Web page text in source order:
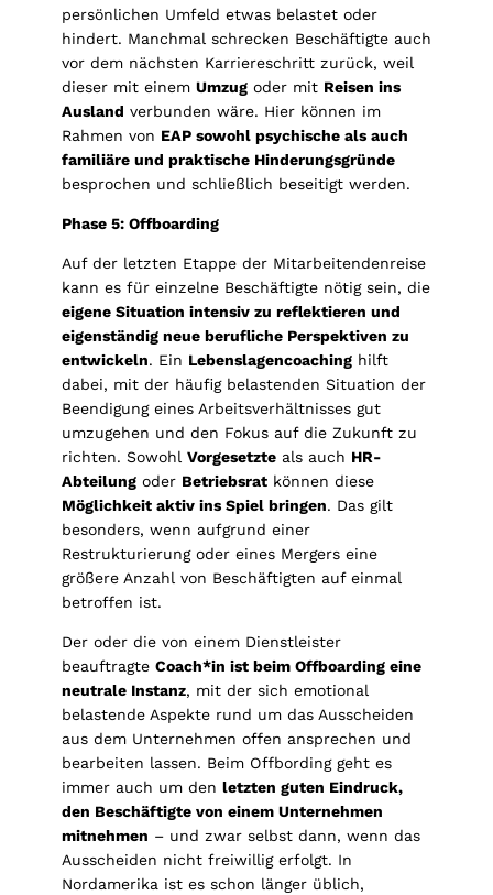
persönlichen Umfeld etwas belastet oder
hindert. Manchmal schrecken Beschäftigte auch
vor dem nächsten Karriereschritt zurück, weil
dieser mit einem Umzug oder mit Reisen ins
Ausland verbunden wäre. Hier können im
Rahmen von EAP sowohl psychische als auch
familiäre und praktische Hinderungsgründe
besprochen und schließlich beseitigt werden.
Phase 5: Offboarding
Auf der letzten Etappe der Mitarbeitendenreise
kann es für einzelne Beschäftigte nötig sein, die
eigene Situation intensiv zu reflektieren und
eigenständig neue berufliche Perspektiven zu
entwickeln. Ein Lebenslagencoaching hilft
dabei, mit der häufig belastenden Situation der
Beendigung eines Arbeitsverhältnisses gut
umzugehen und den Fokus auf die Zukunft zu
richten. Sowohl Vorgesetzte als auch HR-
Abteilung oder Betriebsrat können diese
Möglichkeit aktiv ins Spiel bringen. Das gilt
besonders, wenn aufgrund einer
Restrukturierung oder eines Mergers eine
größere Anzahl von Beschäftigten auf einmal
betroffen ist.
Der oder die von einem Dienstleister
beauftragte Coach*in ist beim Offboarding eine
neutrale Instanz, mit der sich emotional
belastende Aspekte rund um das Ausscheiden
aus dem Unternehmen offen ansprechen und
bearbeiten lassen. Beim Offbording geht es
immer auch um den letzten guten Eindruck,
den Beschäftigte von einem Unternehmen
mitnehmen – und zwar selbst dann, wenn das
Ausscheiden nicht freiwillig erfolgt. In
Nordamerika ist es schon länger üblich,